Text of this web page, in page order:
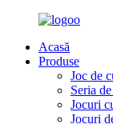
Acasă
Produse
Joc de
Seria
Jocuri
Jocuri